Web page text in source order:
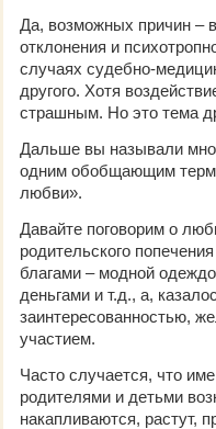
Да, возможных причин –
отклонения и
случаях судебно-
другого. Хотя
страшным. Но это тема
Дальше вы называли
одним обобщающим
любви».
Давайте поговорим о
родительского
благами – модной
деньгами и т.д., а,
заинтересованностью,
участием.
Часто случается, что
родителями и детьми
накапливаются, растут,